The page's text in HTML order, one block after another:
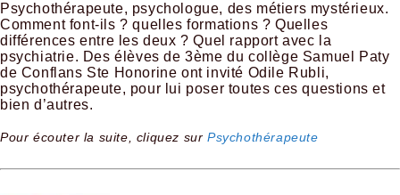
Psychothérapeute, psychologue, des métiers mystérieux.
Comment font-ils ? quelles formations ? Quelles
différences entre les deux ? Quel rapport avec la
psychiatrie. Des élèves de 3ème du collège Samuel Paty
de Conflans Ste Honorine ont invité Odile Rubli,
psychothérapeute, pour lui poser toutes ces questions et
bien d’autres.
Pour écouter la suite, cliquez surPsychothérapeute